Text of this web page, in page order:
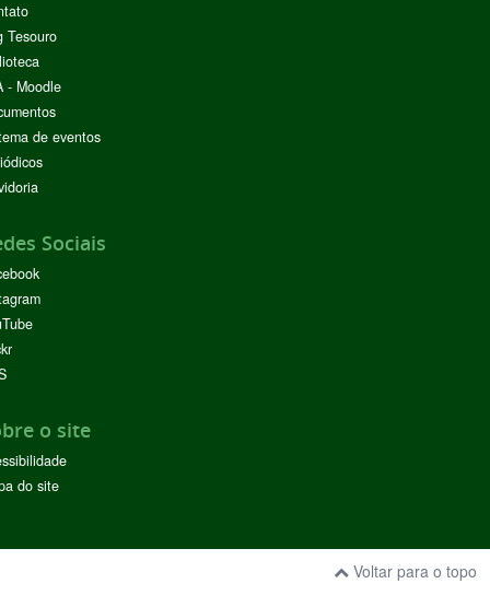
Tesouro
- Moodle
de eventos
Sociais
o site
do site
Voltar para o topo